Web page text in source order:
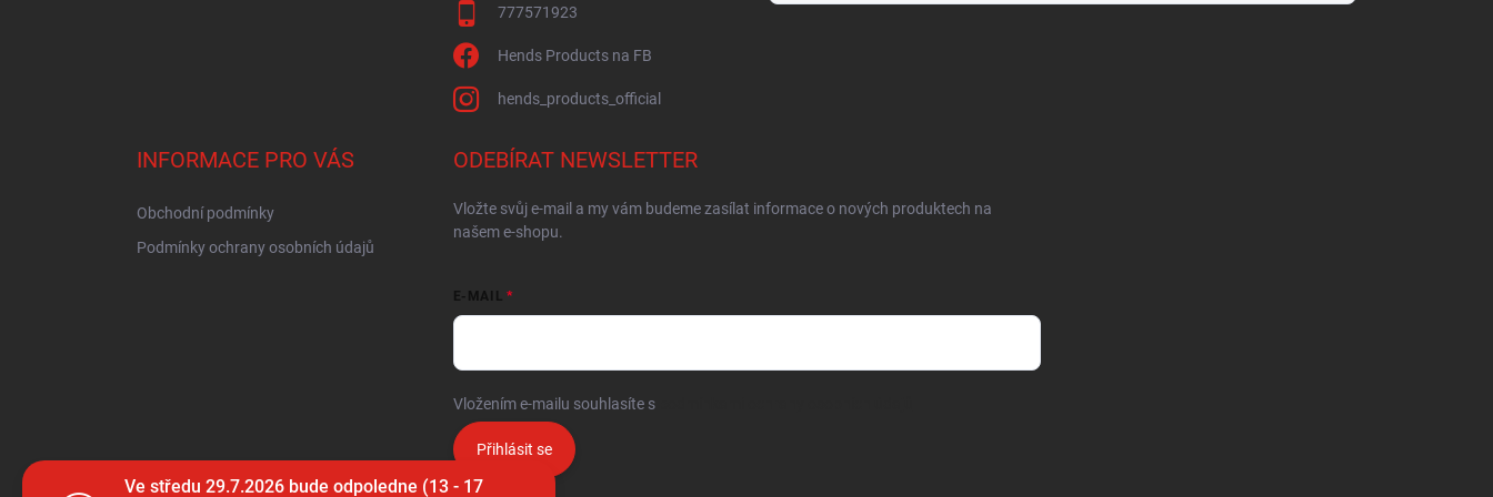
Ve středu 29.7.2026 bude odpoledne (13 - 17
777571923
Hends Products na FB
hends_products_official
INFORMACE PRO VÁS
Obchodní podmínky
Podmínky ochrany osobních údajů
ODEBÍRAT NEWSLETTER
Vložte svůj e-mail a my vám budeme zasílat informace o nových produktech na
našem e-shopu.
E-MAIL
Vložením e-mailu souhlasíte s
Přihlásit se